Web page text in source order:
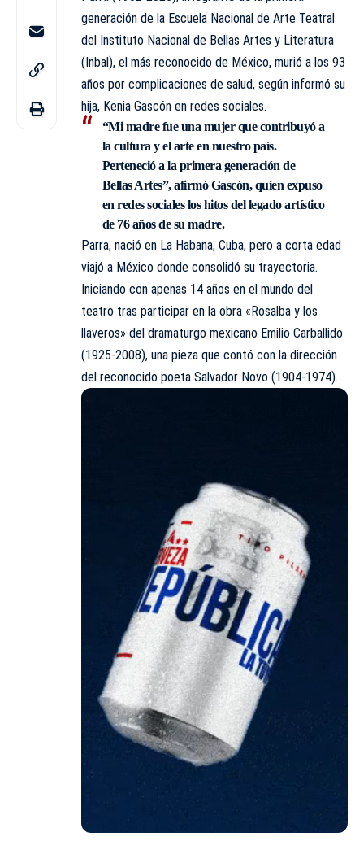
generación de la Escuela Nacional de Arte Teatral
del Instituto Nacional de Bellas Artes y Literatura
(Inbal), el más reconocido de México, murió a los 93
años por complicaciones de salud, según informó su
hija, Kenia Gascón en redes sociales.
“Mi madre fue una mujer que contribuyó a
la cultura y el arte en nuestro país.
Perteneció a la primera generación de
Bellas Artes”, afirmó Gascón, quien expuso
en redes sociales los hitos del legado artístico
de 76 años de su madre.
Parra, nació en La Habana, Cuba, pero a corta edad
viajó a México donde consolidó su trayectoria.
Iniciando con apenas 14 años en el mundo del
teatro tras participar en la obra «Rosalba y los
llaveros» del dramaturgo mexicano Emilio Carballido
(1925-2008), una pieza que contó con la dirección
del reconocido poeta Salvador Novo (1904-1974).